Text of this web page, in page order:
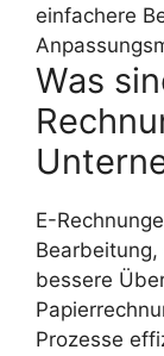
einfachere
Was
E-
bessere
Prozesse